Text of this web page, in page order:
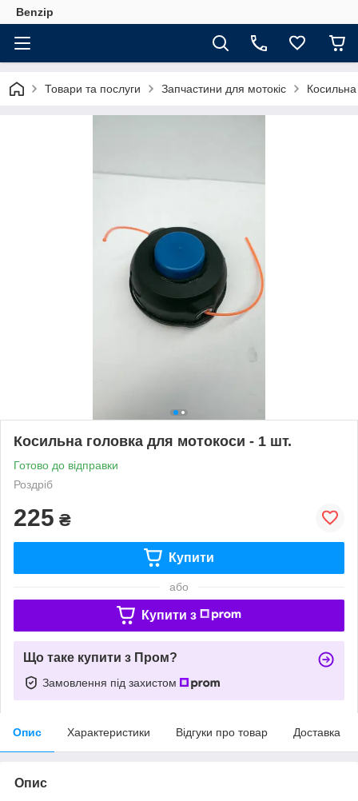
Benzip
Товари та послуги Запчастини для мотокіс
Косильна головка для мотокоси - 1 шт.
Готово до відправки
Роздріб
225 ₴
Купити
або
Купити з
Що таке купити з Пром?
Замовлення під захистом
Опис Характеристики Відгуки про товар Доставка
Опис